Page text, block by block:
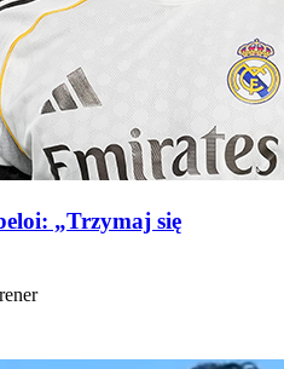
„Trzymaj się